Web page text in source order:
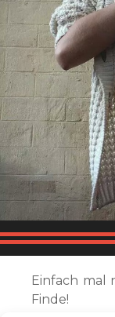
Einfach mal
Finde!